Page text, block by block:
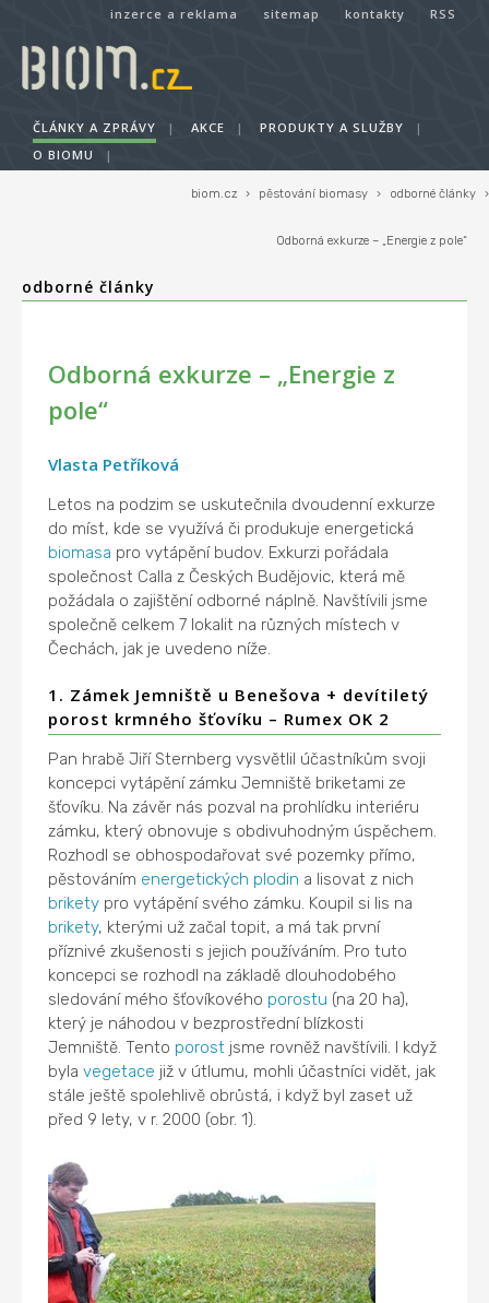
inzerce a reklama sitemap kontakty RSS
ČLÁNKY A ZPRÁVY | AKCE | PRODUKTY A SLUŽBY
|
O BIOMU
|
biom.cz › pěstování biomasy › odborné články ›
Odborná exkurze – „Energie z pole“
odborné články
Odborná exkurze – „Energie z
pole“
Vlasta Petříková
Letos na podzim se uskutečnila dvoudenní exkurze
do míst, kde se využívá či produkuje energetická
biomasa pro vytápění budov. Exkurzi pořádala
společnost Calla z Českých Budějovic, která mě
požádala o zajištění odborné náplně. Navštívili jsme
společně celkem 7 lokalit na různých místech v
Čechách, jak je uvedeno níže.
1. Zámek Jemniště u Benešova + devítiletý
porost krmného šťovíku – Rumex OK 2
Pan hrabě Jiří Sternberg vysvětlil účastníkům svoji
koncepci vytápění zámku Jemniště briketami ze
šťovíku. Na závěr nás pozval na prohlídku interiéru
zámku, který obnovuje s obdivuhodným úspěchem.
Rozhodl se obhospodařovat své pozemky přímo,
pěstováním energetických plodin a lisovat z nich
brikety pro vytápění svého zámku. Koupil si lis na
brikety, kterými už začal topit, a má tak první
příznivé zkušenosti s jejich používáním. Pro tuto
koncepci se rozhodl na základě dlouhodobého
sledování mého šťovíkového porostu (na 20 ha),
který je náhodou v bezprostřední blízkosti
Jemniště. Tento porost jsme rovněž navštívili. I když
bylavegetace již v útlumu, mohli účastníci vidět, jak
stále ještě spolehlivě obrůstá, i když byl zaset už
před 9 lety, v r. 2000 (obr. 1).